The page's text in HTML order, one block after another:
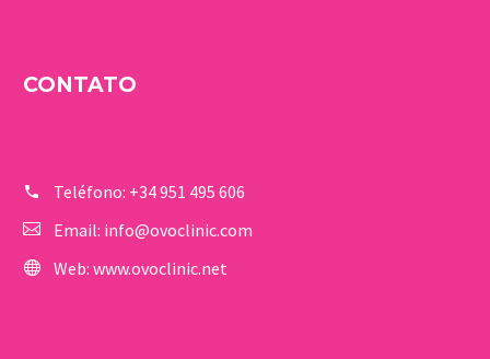
CONTATO
Teléfono: +34 951 495 606
Email: info@ovoclinic.com
Web: www.ovoclinic.net